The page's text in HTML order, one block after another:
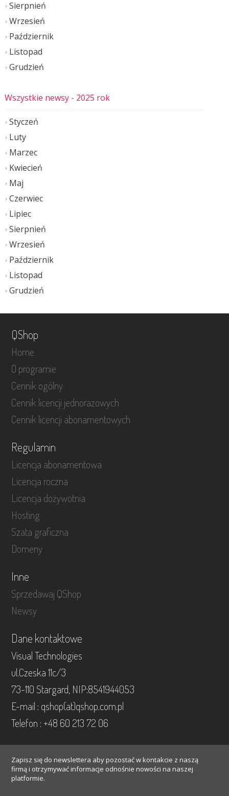
Sierpnień
Wrzesień
Październik
Listopad
Grudzień
Wszystkie newsy - 2025 rok
Styczeń
Luty
Marzec
Kwiecień
Maj
Czerwiec
Lipiec
Sierpnień
Wrzesień
Październik
Listopad
Grudzień
QShop
Home
O programie
Cennik ogólny
Cennik licencji jednorazowych
Cennik licencji abonamentowych
Regulamin
Licencja abonamentowa
Licencja roczna
Licencja dożywotnia
Hosting
Szata graficzna
Domeny
Inne
Sprzedawaj QShop
Newsy
Dane kontaktowe
Visual Technologies
ul.Czeska 11c/3
73-110 Stargard, NIP:8541944053
E-mail : qshop(at)qshop.com.pl
Telefon : +48 60 213 72 06
Zapisz się do newslettera aby pozostać w kontakcie z naszą
firmą i otrzymywać informacje odnośnie nowości na naszej
platformie.